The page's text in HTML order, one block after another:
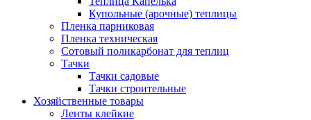
Купольные (арочные) теплицы
Пленка парниковая
Пленка техническая
Сотовый поликарбонат для теплиц
Тачки
Тачки садовые
Тачки строительные
Хозяйственные товары
Ленты клейкие